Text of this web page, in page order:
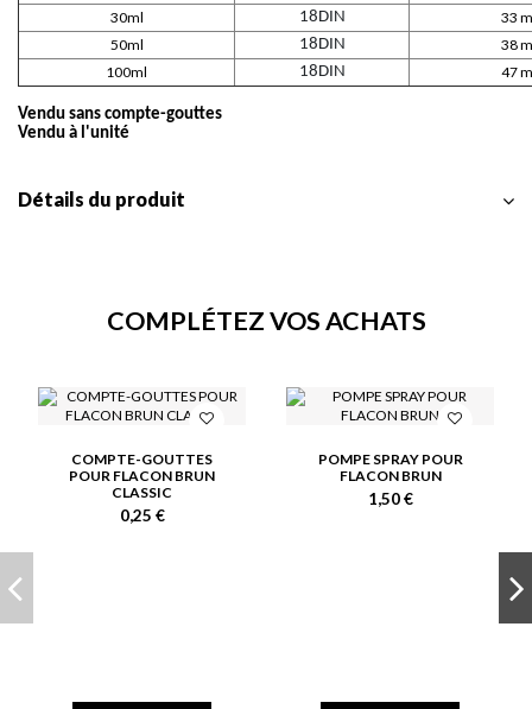
30ml
18DIN
33
50ml
18DIN
38
100ml
18DIN 47
Vendu sans compte-gouttes
Vendu à l'unité
Détails du produit
COMPLÉTEZ VOS ACHATS
COMPTE-GOUTTES
POUR FLACON BRUN
CLASSIC
0,25 €
POMPE SPRAY POUR
FLACON BRUN
1,50 €